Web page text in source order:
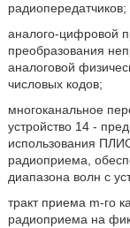
радиопередатчиков;
аналого-цифровой
преобразования
аналоговой
числовых кодов;
многоканальное
устройство 14 -
использования
радиоприема,
диапазона волн с
тракт приема m-го
радиоприема на